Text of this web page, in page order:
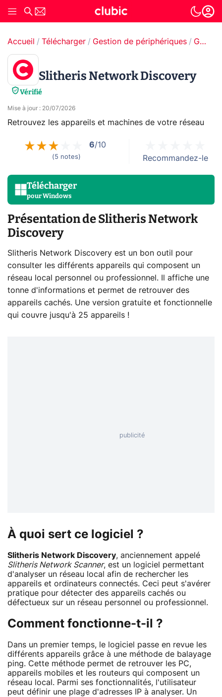
Accueil Télécharger Gestion de périphériques Gestion de réseaux
Slitheris Network Discovery
Vérifié
Mise à jour : 20/07/2026
Retrouvez les appareils et machines de votre réseau
6/10
(5 notes) Recommandez-le
Télécharger
pourWindows
Présentation de Slitheris Network
Discovery
Slitheris Network Discovery est un bon outil pour
consulter les différents appareils qui composent un
réseau local personnel ou professionnel. Il affiche une
tonne d'informations et permet de retrouver des
appareils cachés. Une version gratuite et fonctionnelle
qui couvre jusqu'à 25 appareils !
À quoi sert ce logiciel ?
Slitheris Network Discovery, anciennement appelé
Slitheris Network Scanner, est un logiciel permettant
d'analyser un réseau local afin de rechercher les
appareils et ordinateurs connectés. Ceci peut s'avérer
pratique pour détecter des appareils cachés ou
défectueux sur un réseau personnel ou professionnel.
Comment fonctionne-t-il ?
Dans un premier temps, le logiciel passe en revue les
différents appareils grâce à une méthode de balayage
ping. Cette méthode permet de retrouver les PC,
appareils mobiles et les routeurs qui composent un
réseau local. Parmi ses fonctionnalités, l'utilisateur
peut définir une plage d'adresses IP à analyser. Un